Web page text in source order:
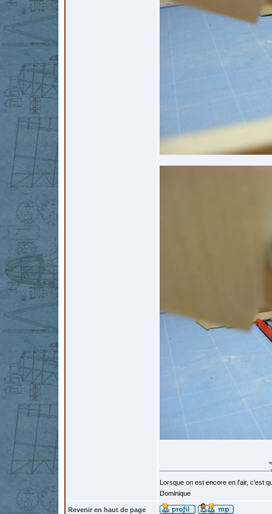
Lorsque on est encore en l'air, c'est
Dominique
Revenir en haut de page